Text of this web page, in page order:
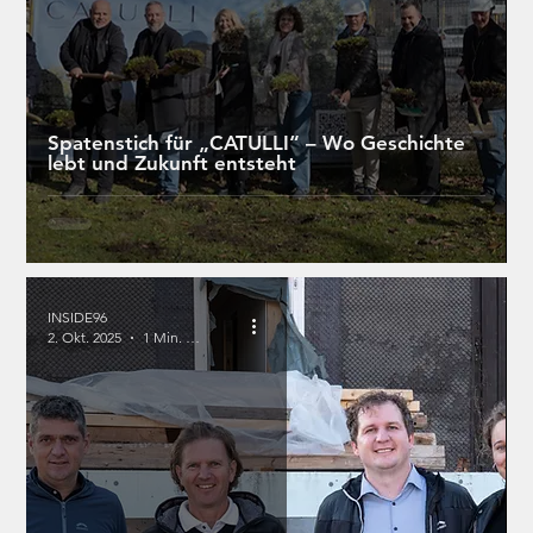
Spatenstich für „CATULLI“ – Wo Geschichte
lebt und Zukunft entsteht
INSIDE96
2. Okt. 2025
1 Min. Lesezeit